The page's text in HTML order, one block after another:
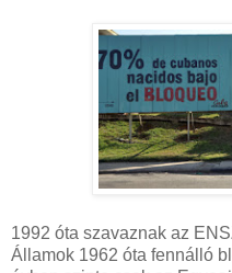
1992 óta szavaznak az
Államok 1962 óta fennálló